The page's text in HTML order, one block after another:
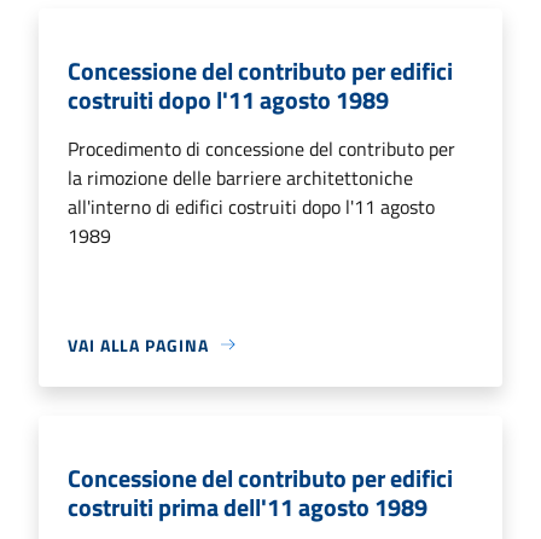
Concessione del contributo per edifici
costruiti dopo l'11 agosto 1989
Procedimento di concessione del contributo per
la rimozione delle barriere architettoniche
all'interno di edifici costruiti dopo l'11 agosto
1989
VAI ALLA PAGINA
Concessione del contributo per edifici
costruiti prima dell'11 agosto 1989